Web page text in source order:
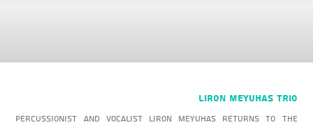
LIRON MEYUHAS Trio
Percussionist and vocalist Liron Meyuhas returns to the